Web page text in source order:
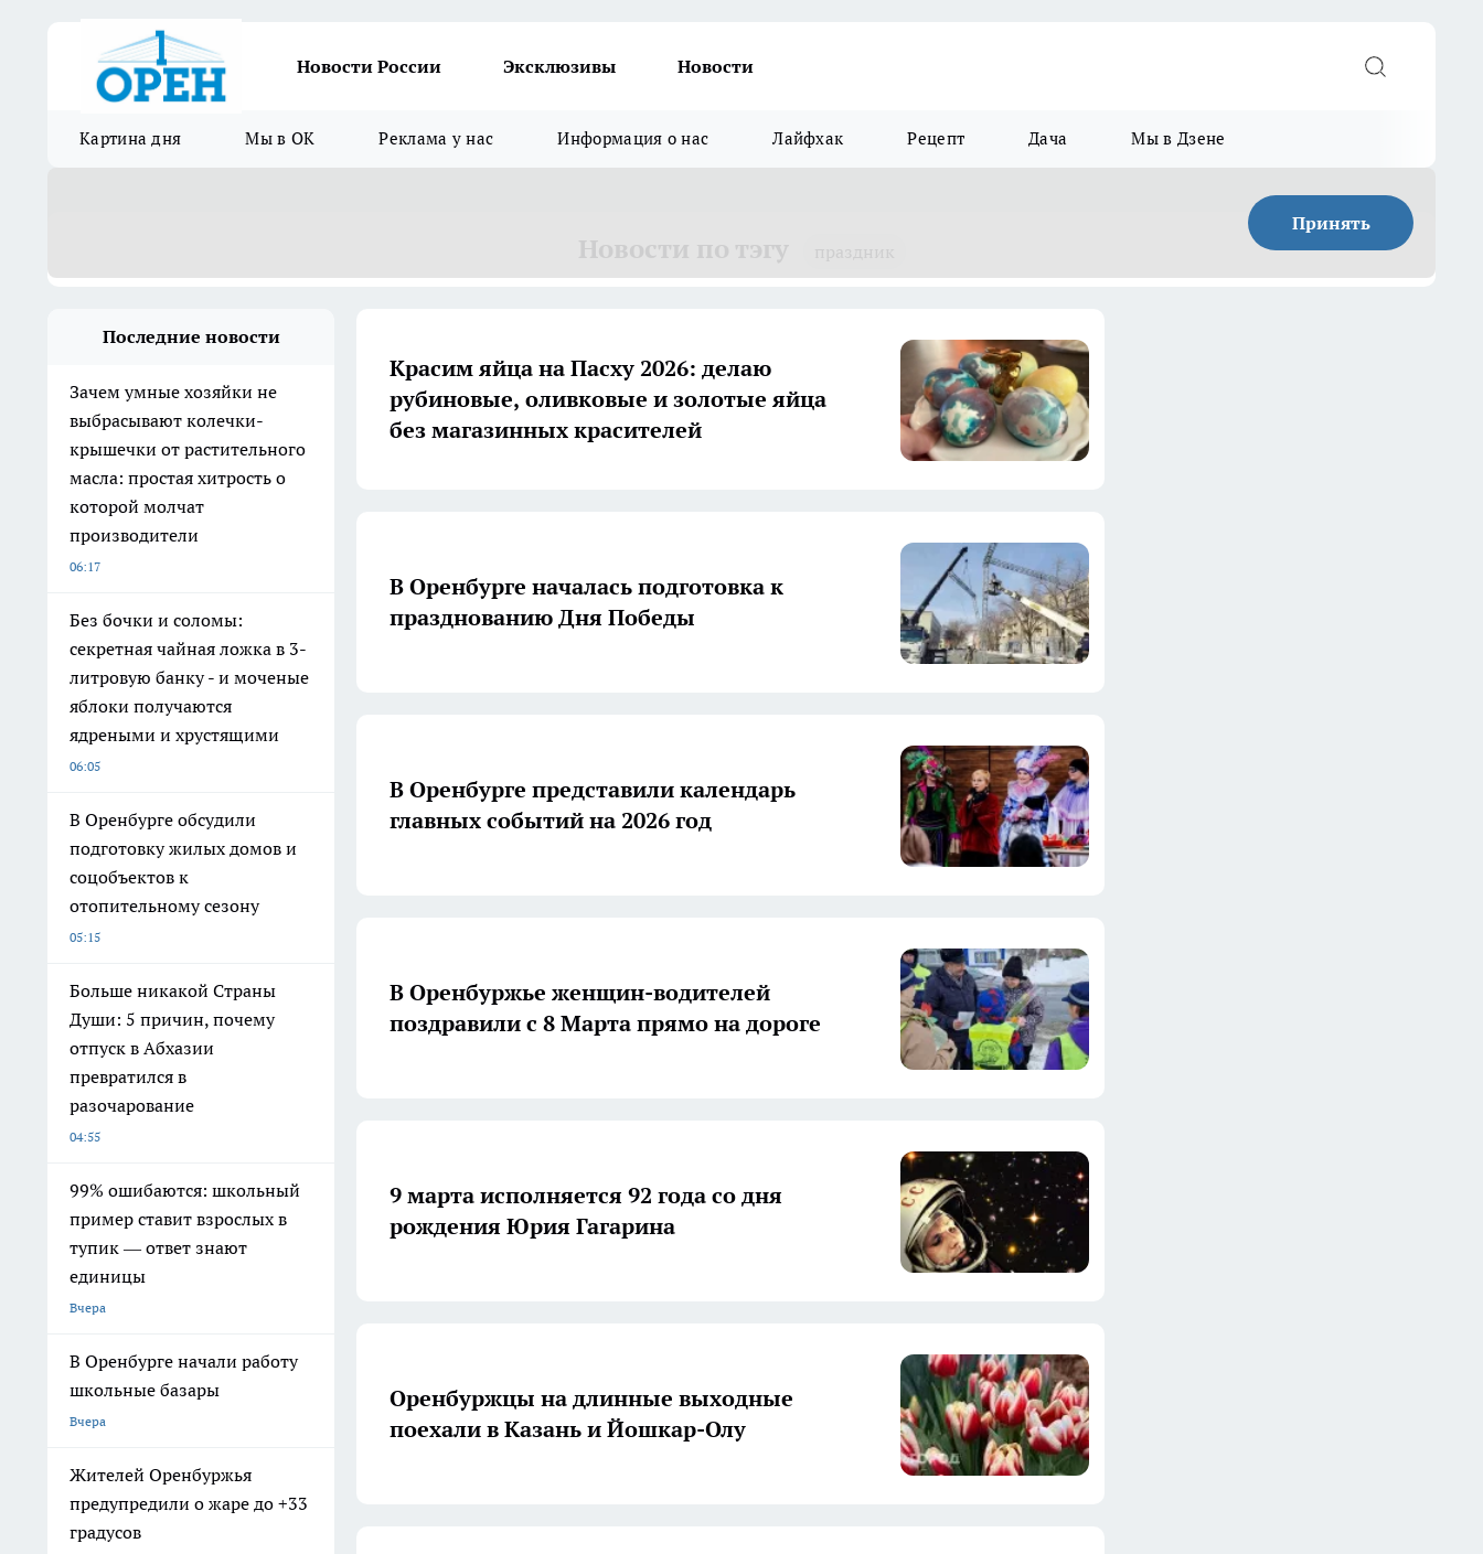
Новости России Эксклюзивы Новости
Картина дня Мы в ОК Реклама у нас Информация о нас Лайфхак Рецепт Дача Мы в Дзене
Принять
Последние новости
Зачем умные хозяйки не
выбрасывают колечки-
крышечки от растительного
масла: простая хитрость о
которой молчат
производители
06:17
Без бочки и соломы:
секретная чайная ложка в 3-
литровую банку - и моченые
яблоки получаются
ядреными и хрустящими
06:05
В Оренбурге обсудили
подготовку жилых домов и
соцобъектов к
отопительному сезону
05:15
Больше никакой Страны
Души: 5 причин, почему
отпуск в Абхазии
превратился в
разочарование
04:55
99% ошибаются: школьный
пример ставит взрослых в
тупик — ответ знают
единицы
Вчера
В Оренбурге начали работу
школьные базары
Вчера
Жителей Оренбуржья
предупредили о жаре до +33
градусов
Красим яйца на Пасху 2026: делаю
рубиновые, оливковые и золотые яйца
без магазинных красителей
В Оренбурге началась подготовка к
празднованию Дня Победы
В Оренбурге представили календарь
главных событий на 2026 год
В Оренбуржье женщин-водителей
поздравили с 8 Марта прямо на дороге
9 марта исполняется 92 года со дня
рождения Юрия Гагарина
Оренбуржцы на длинные выходные
поехали в Казань и Йошкар-Олу